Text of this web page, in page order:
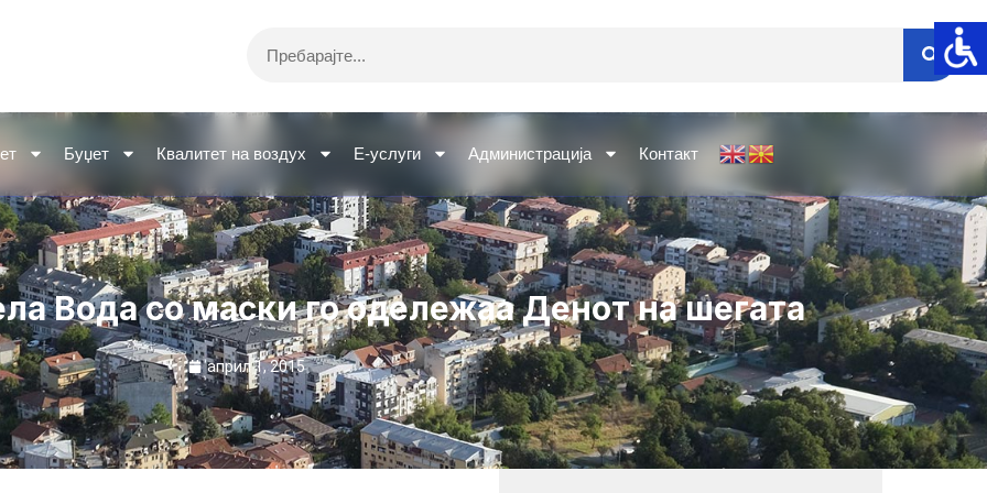
Буџет Квалитет на воздух Е-услуги Администрација Контакт
Вода со маски го одележаа Денот на шегата
април 1, 2015